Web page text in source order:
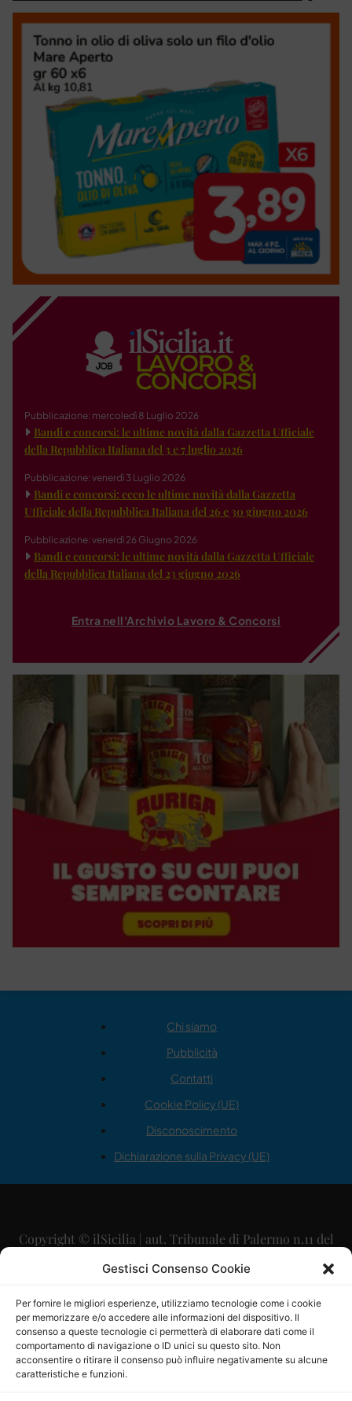
Gestisci Consenso Cookie
Per fornire le migliori esperienze, utilizziamo tecnologie come i cookie
per memorizzare e/o accedere alle informazioni del dispositivo. Il
consenso a queste tecnologie ci permetterà di elaborare dati come il
comportamento di navigazione o ID unici su questo sito. Non
acconsentire o ritirare il consenso può influire negativamente su alcune
caratteristiche e funzioni.
Pubblicazione: mercoledì 8 Luglio 2026
Bandi e concorsi: le ultime novità dalla Gazzetta Ufficiale
della Repubblica Italiana del 3 e 7 luglio 2026
Pubblicazione: venerdì 3 Luglio 2026
Bandi e concorsi: ecco le ultime novità dalla Gazzetta
Ufficiale della Repubblica Italiana del 26 e 30 giugno 2026
Pubblicazione: venerdì 26 Giugno 2026
Bandi e concorsi: le ultime novità dalla Gazzetta Ufficiale
della Repubblica Italiana del 23 giugno 2026
Entra nell'Archivio Lavoro & Concorsi
Chi siamo
Pubblicità
Contatti
Cookie Policy (UE)
Disconoscimento
Dichiarazione sulla Privacy (UE)
Copyright © ilSicilia | aut. Tribunale di Palermo n.11 del
29/09/2015
Direttore Editoriale: Maurizio Scaglione
Direttore Responsabile: Maria Calabrese